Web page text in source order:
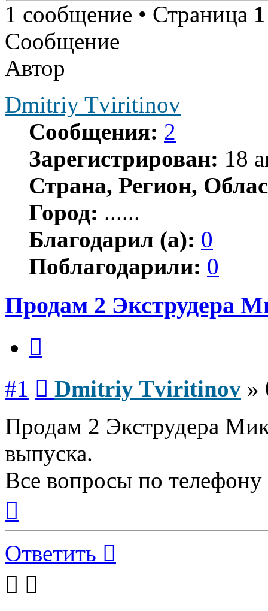
1 сообщение • Страница 1
Сообщение
Автор
Dmitriy Tviritinov
Сообщения: 2
Зарегистрирован: 18
Страна, Регион,
Город: ......
Благодарил (а): 0
Поблагодарили: 0
Продам 2 Экструдера
#1 Dmitriy Tviritinov »
Продам 2 Экструдера
выпуска.
Все вопросы по
началу
Ответить